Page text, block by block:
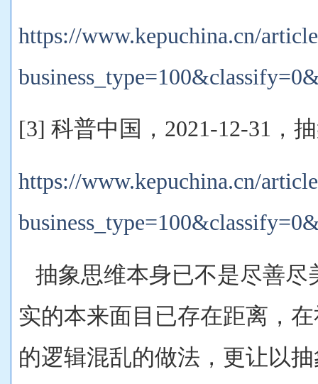
https://www.kepuchina.cn/
[3] 科普中国，2021-12-31，
https://www.kepuchina.cn/
抽象思维本身已不是尽善尽
实的本来面目已存在距离，
的逻辑混乱的做法，更让以